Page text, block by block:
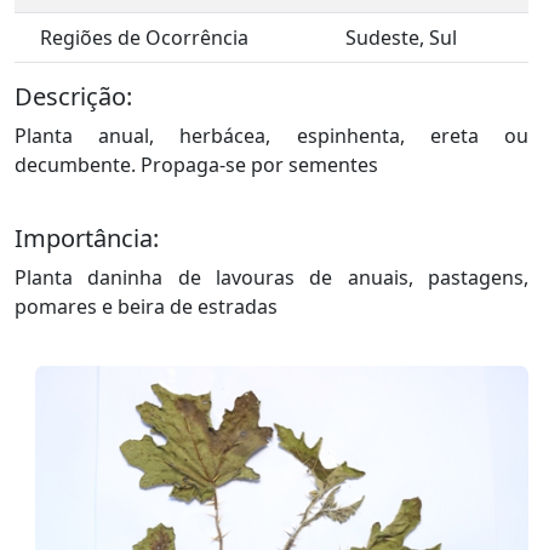
Herbário
fitopatológico
Disciplinas
Materiais
Publicações
Colaboradores
Regiões de Ocorrência
Sudeste, Sul
Descrição:
Planta anual, herbácea, espinhenta, ereta ou
decumbente. Propaga-se por sementes
Importância:
Planta daninha de lavouras de anuais, pastagens,
pomares e beira de estradas